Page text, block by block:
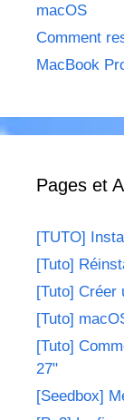
macOS
Comment
MacBook
Pages et
[TUTO]
[Tuto]
[Tuto] Créer
[Tuto]
[Tuto]
27"
[Seedbox]